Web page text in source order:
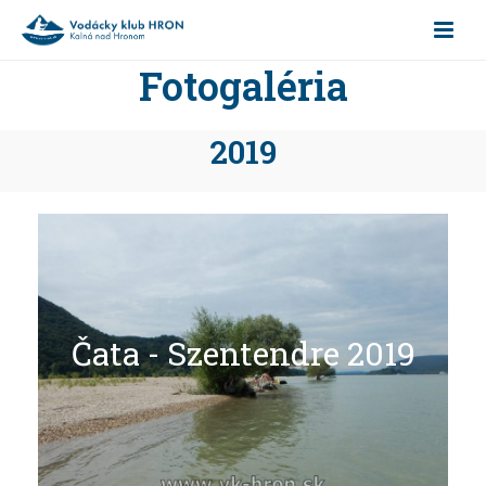
Fotogaléria
2019
Čata - Szentendre 2019
Čata - Szentendre 2019
Celá galéria